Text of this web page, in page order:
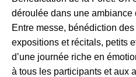
déroulée dans une ambiance
Entre messe, bénédiction
expositions et récitals, petits
d’une journée riche en
à tous les participants et aux